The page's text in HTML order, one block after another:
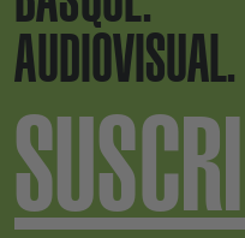
AUDIOVISUAL.